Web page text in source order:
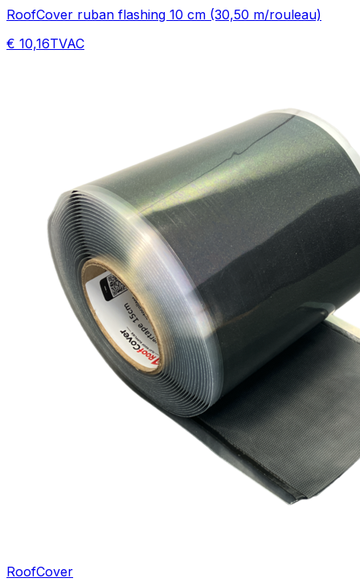
RoofCover ruban flashing 10 cm (30,50 m/rouleau)
€ 10,16TVAC
RoofCover